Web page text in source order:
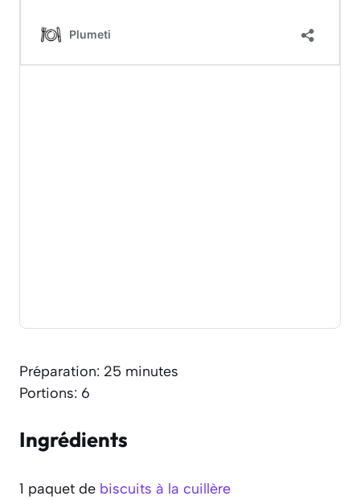
Préparation: 25 minutes
Portions: 6
Ingrédients
1 paquet de biscuits à la cuillère